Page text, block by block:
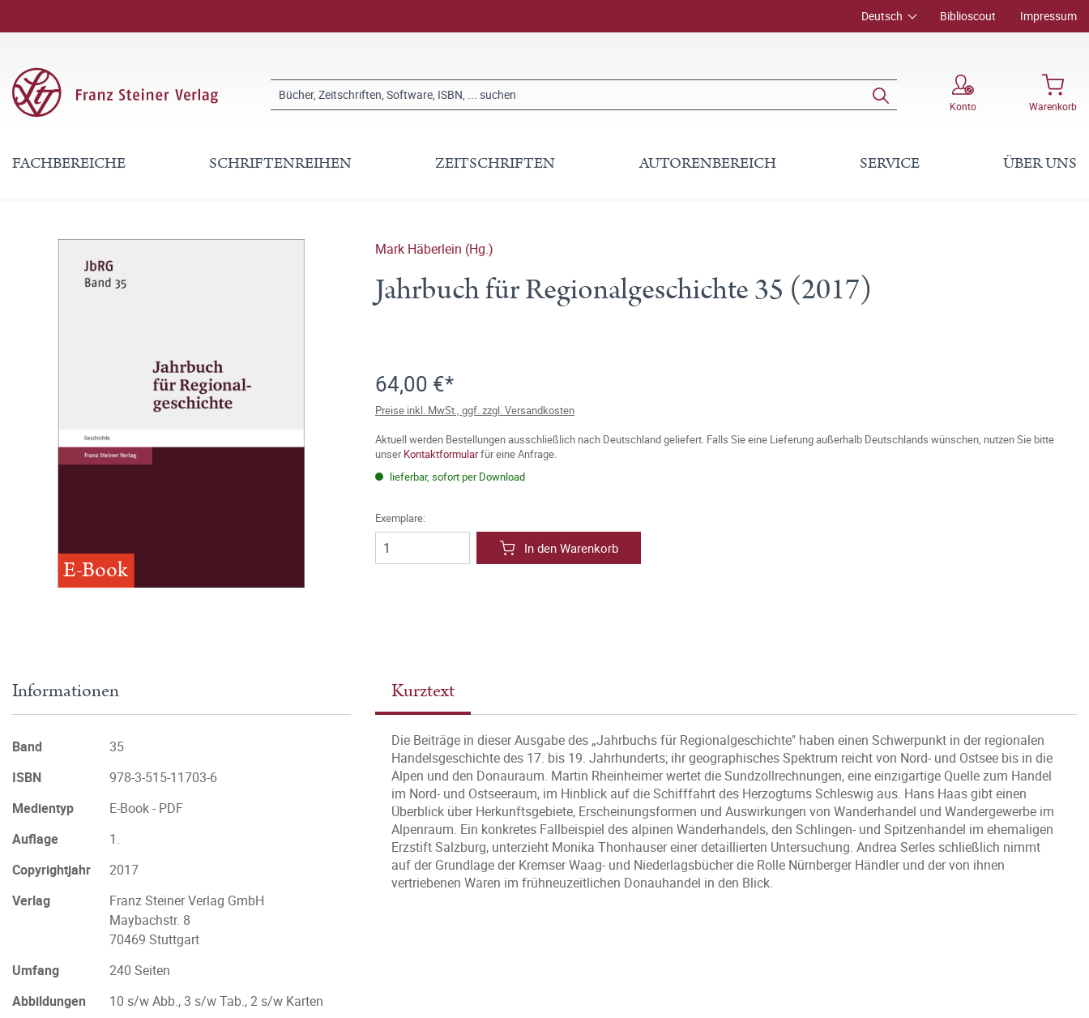
Deutsch Biblioscout Impressum
Konto Warenkorb
FACHBEREICHE SCHRIFTENREIHEN ZEITSCHRIFTEN AUTORENBEREICH SERVICE ÜBER UNS
E-Book
Mark Häberlein (Hg.)
Jahrbuch für Regionalgeschichte 35 (2017)
64,00 €*
Preise inkl. MwSt., ggf. zzgl. Versandkosten
Aktuell werden Bestellungen ausschließlich nach Deutschland geliefert. Falls Sie eine Lieferung außerhalb Deutschlands wünschen, nutzen Sie bitte
unserKontaktformularfür eine Anfrage.
lieferbar, sofort per Download
Exemplare:
In den Warenkorb
Kurztext
Die Beiträge in dieser Ausgabe des „Jahrbuchs für Regionalgeschichte" haben einen Schwerpunkt in der regionalen
Handelsgeschichte des 17. bis 19. Jahrhunderts; ihr geographisches Spektrum reicht von Nord- und Ostsee bis in die
Alpen und den Donauraum. Martin Rheinheimer wertet die Sundzollrechnungen, eine einzigartige Quelle zum Handel
im Nord- und Ostseeraum, im Hinblick auf die Schifffahrt des Herzogtums Schleswig aus. Hans Haas gibt einen
Überblick über Herkunftsgebiete, Erscheinungsformen und Auswirkungen von Wanderhandel und Wandergewerbe im
Alpenraum. Ein konkretes Fallbeispiel des alpinen Wanderhandels, den Schlingen- und Spitzenhandel im ehemaligen
Erzstift Salzburg, unterzieht Monika Thonhauser einer detaillierten Untersuchung. Andrea Serles schließlich nimmt
auf der Grundlage der Kremser Waag- und Niederlagsbücher die Rolle Nürnberger Händler und der von ihnen
vertriebenen Waren im frühneuzeitlichen Donauhandel in den Blick.
Informationen
Band
35
ISBN
978-3-515-11703-6
Medientyp
E-Book - PDF
Auflage
1.
Copyrightjahr
2017
Verlag
Franz Steiner Verlag GmbH
Maybachstr. 8
70469 Stuttgart
Umfang
240 Seiten
Abbildungen
10 s/w Abb., 3 s/w Tab., 2 s/w Karten